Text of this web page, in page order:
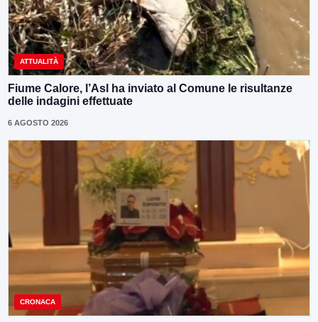
ATTUALITÀ
Fiume Calore, l’Asl ha inviato al Comune le risultanze
delle indagini effettuate
6 AGOSTO 2026
CRONACA